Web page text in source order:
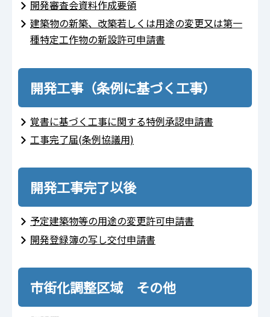
開発審査会資料作成要領
建築物の新築、改築若しくは用途の変更又は第一
種特定工作物の新設許可申請書
開発工事（条例に基づく工事）
覚書に基づく工事に関する特例承認申請書
工事完了届(条例協議用)
開発工事完了以後
予定建築物等の用途の変更許可申請書
開発登録簿の写し交付申請書
市街化調整区域 その他